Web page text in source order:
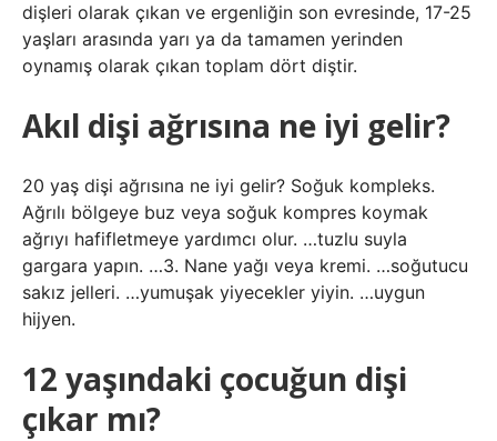
dişleri olarak çıkan ve ergenliğin son evresinde, 17-25
yaşları arasında yarı ya da tamamen yerinden
oynamış olarak çıkan toplam dört diştir.
Akıl dişi ağrısına ne iyi gelir?
20 yaş dişi ağrısına ne iyi gelir? Soğuk kompleks.
Ağrılı bölgeye buz veya soğuk kompres koymak
ağrıyı hafifletmeye yardımcı olur. …tuzlu suyla
gargara yapın. …3. Nane yağı veya kremi. …soğutucu
sakız jelleri. …yumuşak yiyecekler yiyin. …uygun
hijyen.
12 yaşındaki çocuğun dişi
çıkar mı?